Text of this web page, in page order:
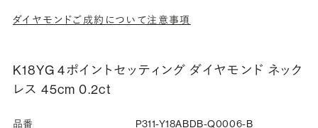
ダイヤモンドご成約について注意事項
K18YG 4ポイントセッティング ダイヤモンド ネック
レス 45cm 0.2ct
品番
P311-Y18ABDB-Q0006-B